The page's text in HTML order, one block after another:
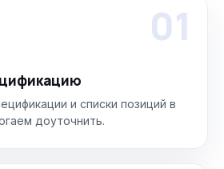
01
и списки позиций в
доуточнить.